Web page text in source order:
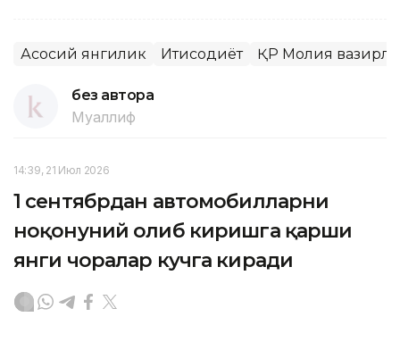
Асосий янгилик Иқтисодиёт ҚР Молия
без автора
Муаллиф
14:39, 21 Июл 2026
1 сентябрдан автомобилларни
ноқонуний олиб киришга қарши
янги чоралар кучга киради